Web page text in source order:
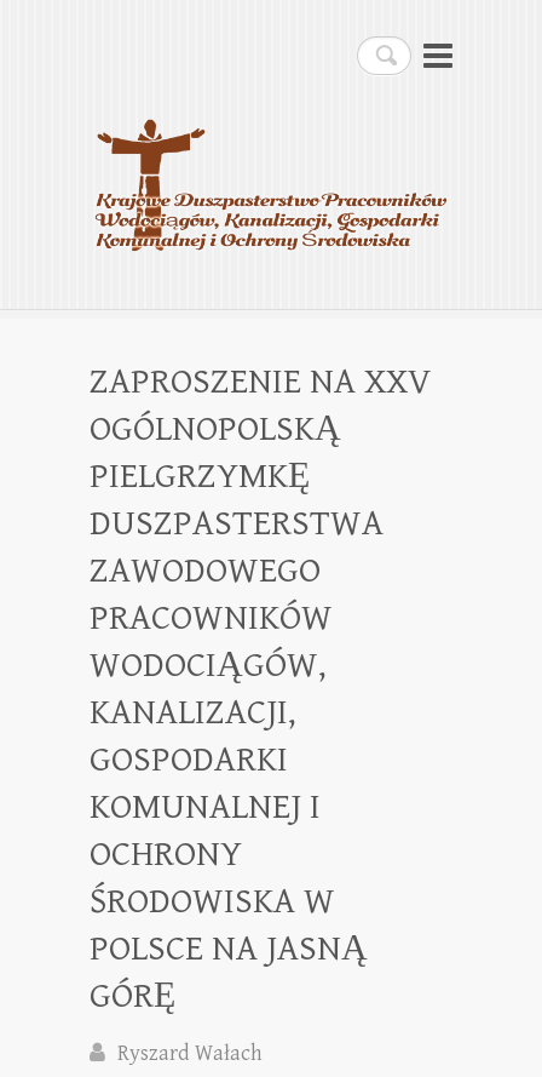
Szukaj
Krajowe Duszpasterstwo
Pracowników
Wodociągów, Kanalizacji,
Gospodarki Komunalnej i
Ochrony Środowiska
ZAPROSZENIE NA XXV
OGÓLNOPOLSKĄ
PIELGRZYMKĘ
DUSZPASTERSTWA
ZAWODOWEGO
PRACOWNIKÓW
WODOCIĄGÓW,
KANALIZACJI,
GOSPODARKI
KOMUNALNEJ I
OCHRONY
ŚRODOWISKA W
POLSCE NA JASNĄ
GÓRĘ
Ryszard Wałach